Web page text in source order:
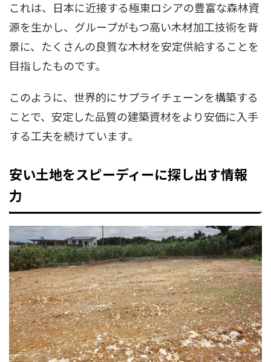
これは、日本に近接する極東ロシアの豊富な森林資
源を生かし、グループがもつ高い木材加工技術を背
景に、たくさんの良質な木材を安定供給することを
目指したものです。
このように、世界的にサプライチェーンを構築する
ことで、安定した品質の建築資材をより安価に入手
する工夫を続けています。
安い土地をスピーディーに探し出す情報
力